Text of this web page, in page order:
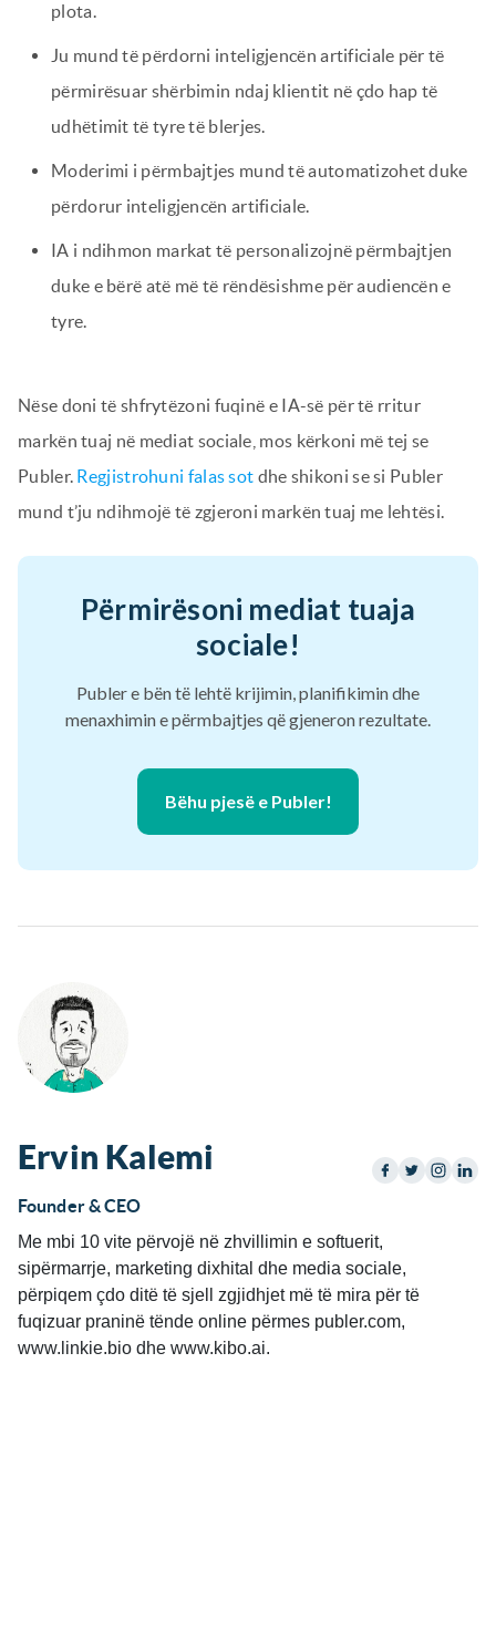
plota.
Ju mund të përdorni inteligjencën artificiale për të
përmirësuar shërbimin ndaj klientit në çdo hap të
udhëtimit të tyre të blerjes.
Moderimi i përmbajtjes mund të automatizohet duke
përdorur inteligjencën artificiale.
IA i ndihmon markat të personalizojnë përmbajtjen
duke e bërë atë më të rëndësishme për audiencën e
tyre.
Nëse doni të shfrytëzoni fuqinë e IA-së për të rritur
markën tuaj në mediat sociale, mos kërkoni më tej se
Publer. Regjistrohuni falas sot dhe shikoni se si Publer
mund t’ju ndihmojë të zgjeroni markën tuaj me lehtësi.
Përmirësoni mediat tuaja
sociale!
Publer e bën të lehtë krijimin, planifikimin dhe
menaxhimin e përmbajtjes që gjeneron rezultate.
Bëhu pjesë e Publer!
Ervin Kalemi
Founder & CEO
Me mbi 10 vite përvojë në zhvillimin e softuerit,
sipërmarrje, marketing dixhital dhe media sociale,
përpiqem çdo ditë të sjell zgjidhjet më të mira për të
fuqizuar praninë tënde online përmes publer.com,
www.linkie.bio dhe www.kibo.ai.